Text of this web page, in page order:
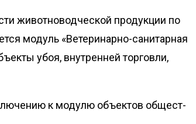
животноводчес­кой продукции по
модуль «Ветеринарно-санитарная
убоя, внутренней торговли,
к модулю объектов общест­